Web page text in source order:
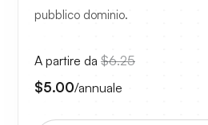
pubblico dominio.
A partire da $6.25
$5.00/annuale